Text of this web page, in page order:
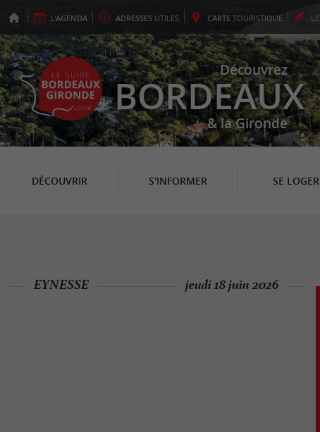
L'AGENDA ADRESSES UTILES CARTE TOURISTIQUE LE
Découvrez
BORDEAUX
& la Gironde
DÉCOUVRIR S'INFORMER SE LOGER
EYNESSE jeudi 18 juin 2026